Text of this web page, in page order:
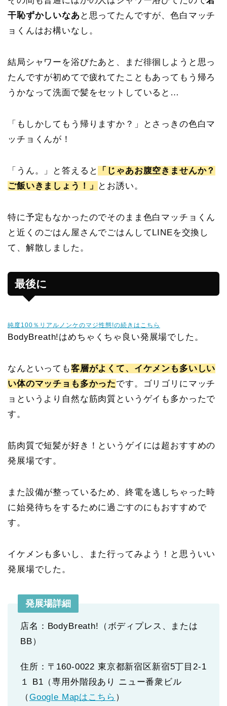
干恥ずかしいなあ と思ってたんですが、色白マッチ
ョくんはお構いなし。
結局シャワーを浴びたあと、まだ徘徊しようと思っ
たんですが初めてで疲れてたこともあってもう帰ろ
うかなって洗面で髪をセットしていると…
「もしかしてもう帰りますか？」とさっきの色白マ
ッチョくんが！
「うん。」と答えると
「じゃあお腹空きませんか？
ご飯いきましょう！」
とお誘い。
特に予定もなかったのでそのまま色白マッチョくん
と近くのごはん屋さんでごはんしてLINEを交換し
て、解散しました。
最後に
純度100％リアルノンケのマジ性態!の続きはこちら
BodyBreath!はめちゃくちゃ良い発展場でした。
なんといっても客層がよくて、イケメンも多いしい
い体のマッチョも多かったです。ゴリゴリにマッチ
ョというより自然な筋肉質というゲイも多かったで
す。
筋肉質で短髪が好き！というゲイには超おすすめの
発展場です。
また設備が整っているため、終電を逃しちゃった時
に始発待ちをするために過ごすのにもおすすめで
す。
イケメンも多いし、また行ってみよう！と思ういい
発展場でした。
発展場詳細
店名：BodyBreath!（ボディプレス、または
BB）
住所：〒160-0022 東京都新宿区新宿5丁目2-1
１ B1（専用外階段あり ニュー番衆ビル
（Google Mapはこちら ）